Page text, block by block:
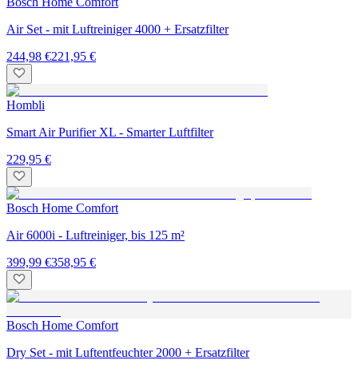
Air Set - mit Luftreiniger 4000 + Ersatzfilter
244,98 €221,95 €
Hombli
Smart Air Purifier XL - Smarter Luftfilter
229,95 €
Bosch Home Comfort
Air 6000i - Luftreiniger, bis 125 m²
399,99 €358,95 €
Bosch Home Comfort
Dry Set - mit Luftentfeuchter 2000 + Ersatzfilter